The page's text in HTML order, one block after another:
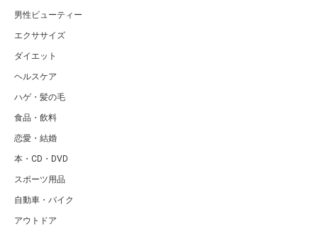
男性ビューティー
エクササイズ
ダイエット
ヘルスケア
ハゲ・髪の毛
食品・飲料
恋愛・結婚
本・CD・DVD
スポーツ用品
自動車・バイク
アウトドア